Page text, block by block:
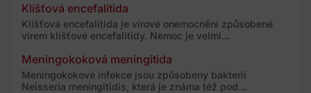
Klíšťová encefalitida
Klíšťová encefalitida je virové onemocnění způsobené
virem klíšťové encefalitidy. Nemoc je velmi...
Meningokoková meningitida
Meningokokové infekce jsou způsobeny bakterií
Neisseria meningitidis, která je známa též pod...